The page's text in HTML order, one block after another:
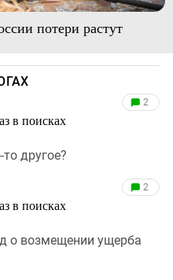
потери растут
в поисках
2
другое?
в поисках
2
о возмещении ущерба